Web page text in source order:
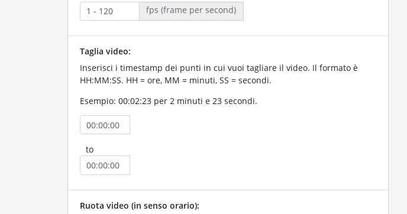
fps (frame per second)
Taglia video:
Inserisci i timestamp dei punti in cui vuoi tagliare il video. Il formato è
HH:MM:SS. HH = ore, MM = minuti, SS = secondi.
Esempio: 00:02:23 per 2 minuti e 23 secondi.
to
Ruota video (in senso orario):